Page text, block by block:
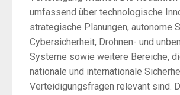
umfassend über technologische
strategische Planungen, autonome
Cybersicherheit, Drohnen- und
Systeme sowie weitere Bereiche,
nationale und internationale
Verteidigungsfragen relevant sind.